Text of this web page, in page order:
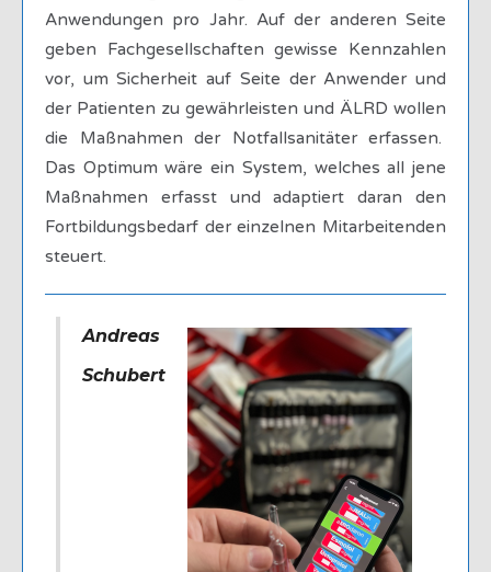
Anwendungen pro Jahr. Auf der anderen Seite
geben Fachgesellschaften gewisse Kennzahlen
vor, um Sicherheit auf Seite der Anwender und
der Patienten zu gewährleisten und ÄLRD wollen
die Maßnahmen der Notfallsanitäter erfassen.
Das Optimum wäre ein System, welches all jene
Maßnahmen erfasst und adaptiert daran den
Fortbildungsbedarf der einzelnen Mitarbeitenden
steuert.
Andreas
Schubert